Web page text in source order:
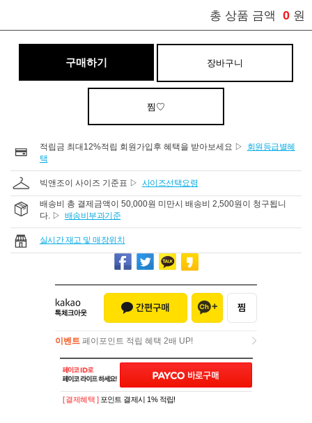
총 상품 금액 0 원
구매하기 장바구니
찜♡
적립금 최대12%적립 회원가입후 혜택을 받아보세요 ▷
회원등급별혜
택
빅앤조이 사이즈 기준표 ▷ 사이즈선택요령
배송비 총 결제금액이 50,000원 미만시 배송비 2,500원이 청구됩니
다. ▷ 배송비부과기준
실시간 재고 및 매장위치
이벤트 페이포인트 적립 혜택 2배 UP!
이벤트페이포인트 적립 혜택 2배 UP!
[ 결제혜택 ] 포인트 결제시 1% 적립!